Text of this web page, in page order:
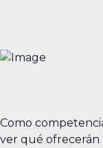
Como
ver qué ofrecerán